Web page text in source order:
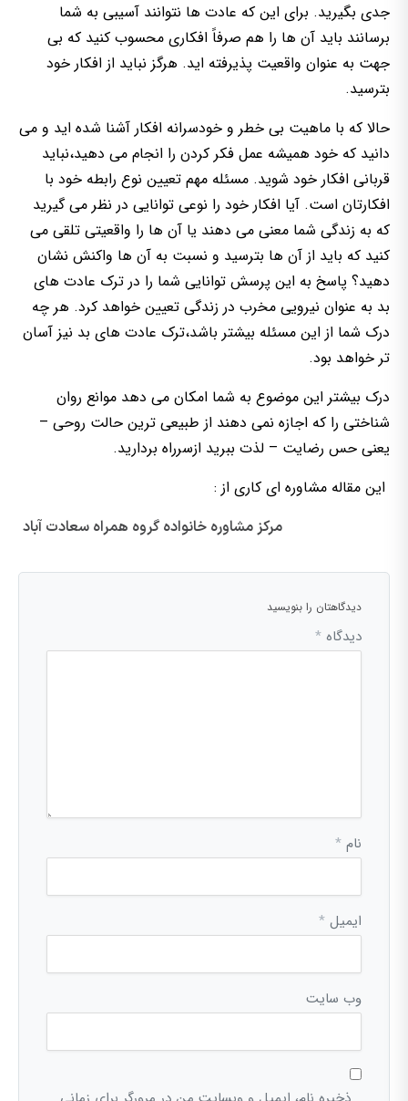
جدی بگیرید. برای این که عادت ها نتوانند آسیبی به شما
برسانند باید آن ها را هم صرفاً افکاری محسوب کنید که بی
جهت به عنوان واقعیت پذیرفته اید. هرگز نباید از افکار خود
بترسید.
حالا که با ماهیت بی خطر و خودسرانه افکار آشنا شده اید و می
دانید که خود همیشه عمل فکر کردن را انجام می دهید،نباید
قربانی افکار خود شوید. مسئله مهم تعیین نوع رابطه خود با
افکارتان است. آیا افکار خود را نوعی توانایی در نظر می گیرید
که به زندگی شما معنی می دهند یا آن ها را واقعیتی تلقی می
کنید که باید از آن ها بترسید و نسبت به آن ها واکنش نشان
دهید؟ پاسخ به این پرسش توانایی شما را در ترک عادت های
بد به عنوان نیرویی مخرب در زندگی تعیین خواهد کرد. هر چه
درک شما از این مسئله بیشتر باشد،ترک عادت های بد نیز آسان
تر خواهد بود.
درک بیشتر این موضوع به شما امکان می دهد موانع روان
شناختی را که اجازه نمی دهند از طبیعی ترین حالت روحی –
یعنی حس رضایت – لذت ببرید ازسرراه بردارید.
این مقاله مشاوره ای کاری از :
مرکز مشاوره خانواده گروه همراه سعادت آباد
دیدگاهتان را بنویسید
دیدگاه *
نام *
ایمیل *
وب‌ سایت